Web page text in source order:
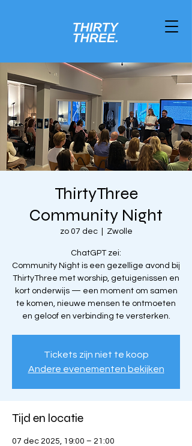
ThirtyThree
Community Night
zo 07 dec
  |
Zwolle
ChatGPT zei:
Community Night is een gezellige avond bij
ThirtyThree met worship, getuigenissen en
kort onderwijs — een moment om samen
te komen, nieuwe mensen te ontmoeten
en geloof en verbinding te versterken.
Tickets zijn niet te koop
Andere evenementen bekijken
Tijd en locatie
07 dec 2025, 19:00 – 21:00